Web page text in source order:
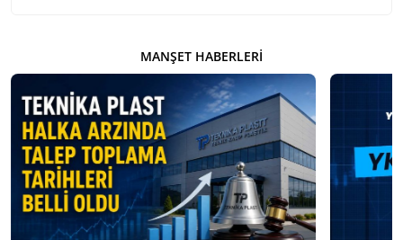
MANŞET HABERLERI